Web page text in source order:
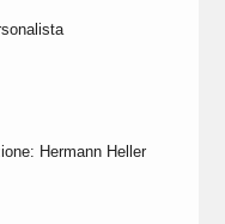
Hermann Heller